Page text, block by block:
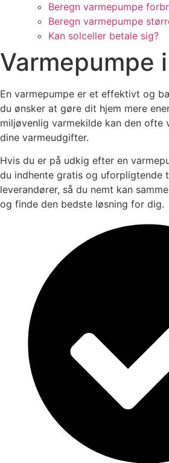
Beregn varmepumpe
Beregn varmepumpe
Kan solceller betale sig?
Varmepumpe
En varmepumpe er et effektivt og
du ønsker at gøre dit hjem mere
miljøvenlig varmekilde kan den
dine varmeudgifter.
Hvis du er på udkig efter en
du indhente gratis og uforpligtende
leverandører, så du nemt kan
og finde den bedste løsning for dig.